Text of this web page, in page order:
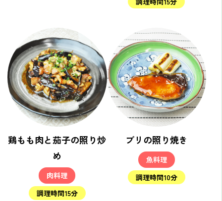
鶏もも肉と茄子の照り炒
め
肉料理
調理時間15分
ブリの照り焼き
魚料理
調理時間10分